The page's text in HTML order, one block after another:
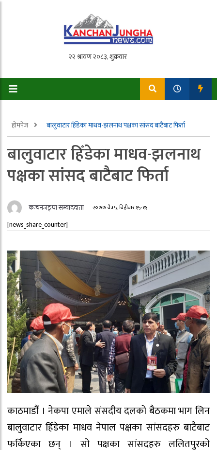
होमपेज बालुवाटार हिँडेका माधव-झलनाथ पक्षका सांसद बाटैबाट फिर्ता
बालुवाटार हिँडेका माधव-झलनाथ
पक्षका सांसद बाटैबाट फिर्ता
कन्चनजङ्घा सम्वाददाता २०७७ चैत्र ५, बिहीबार १५:११
[news_share_counter]
काठमाडौं । नेकपा एमाले संसदीय दलको बैठकमा भाग लिन
बालुवाटार हिँडेका माधव नेपाल पक्षका सांसदहरु बाटैबाट
फर्किएका छन् । सो पक्षका सांसदहरु ललितपुरको